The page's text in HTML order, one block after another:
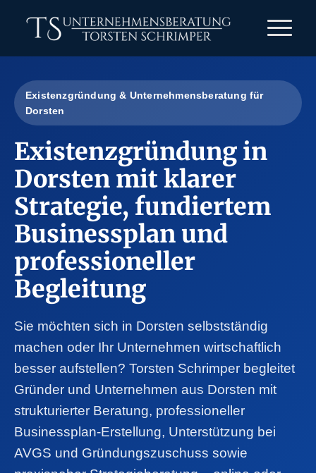
Existenzgründung & Unternehmensberatung für
Dorsten
Existenzgründung in
Dorsten mit klarer
Strategie, fundiertem
Businessplan und
professioneller
Begleitung
Sie möchten sich in Dorsten selbstständig
machen oder Ihr Unternehmen wirtschaftlich
besser aufstellen? Torsten Schrimper begleitet
Gründer und Unternehmen aus Dorsten mit
strukturierter Beratung, professioneller
Businessplan-Erstellung, Unterstützung bei
AVGS und Gründungszuschuss sowie